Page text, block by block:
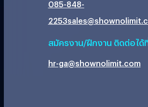
085-848-
2253
สมัครงาน/ฝึกงาน ติดต่อได้
hr-ga@shownolimit.com